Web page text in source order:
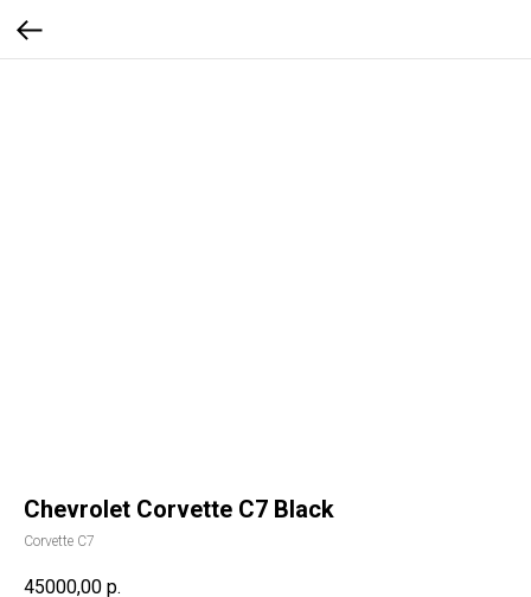
Chevrolet Corvette C7 Black
Corvette С7
45000,00 р.